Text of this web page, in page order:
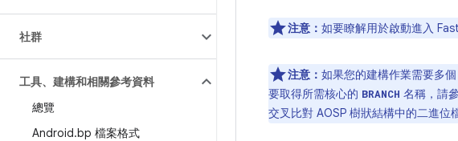
社群
工具、建構和相關參考資料
總覽
Android.bp 檔案格式
注意： 如要瞭解用於啟動進入
注意： 如果您的建構作業需要多
要取得所需核心的 BRANCH 名稱，請
交叉比對 AOSP 樹狀結構中的二進位